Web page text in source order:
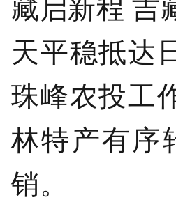
藏启新程 吉
天平稳抵达
珠峰农投工
林特产有序
销。